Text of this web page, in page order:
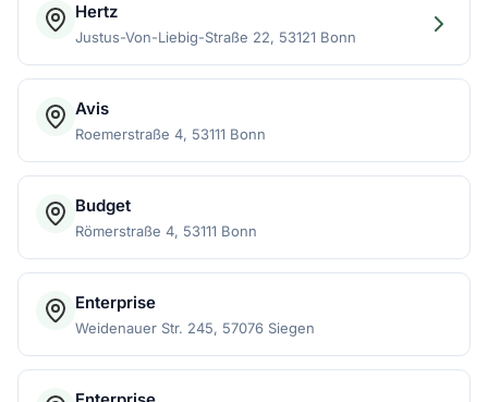
Hertz
Justus-Von-Liebig-Straße 22, 53121 Bonn
Avis
Roemerstraße 4, 53111 Bonn
Budget
Römerstraße 4, 53111 Bonn
Enterprise
Weidenauer Str. 245, 57076 Siegen